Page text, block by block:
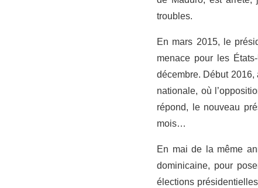
troubles.
En mars 2015, le
menace pour les
décembre. Début 2016,
nationale, où
répond, le nouveau
mois…
En mai de la même
dominicaine, pour
élections